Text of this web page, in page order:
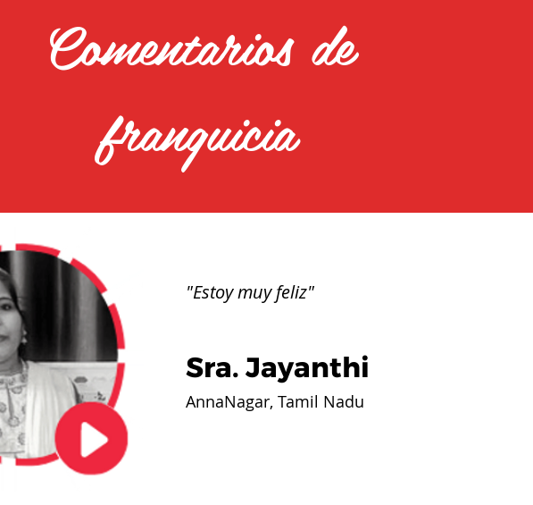
Comentarios de
franquicia
"Estoy muy feliz"
Sra. Jayanthi
AnnaNagar, Tamil Nadu